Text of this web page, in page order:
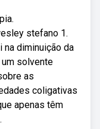
stefano 1.
diminuição da
solvente
as
coligativas
apenas têm